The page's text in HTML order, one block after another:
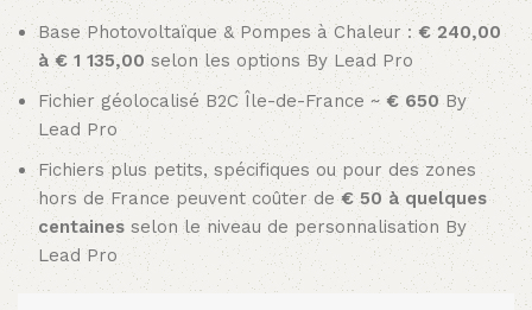
Base Photovoltaïque & Pompes à Chaleur : € 240,00
à € 1 135,00 selon les options By Lead Pro
Fichier géolocalisé B2C Île-de-France ~ € 650 By
Lead Pro
Fichiers plus petits, spécifiques ou pour des zones
hors de France peuvent coûter de€ 50 à quelques
centaines selon le niveau de personnalisation By
Lead Pro